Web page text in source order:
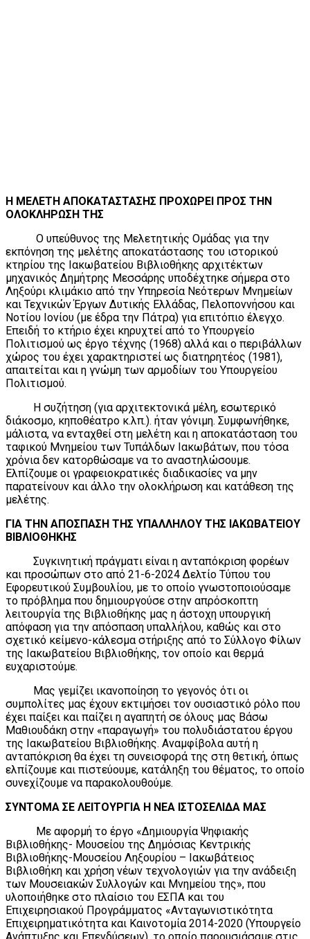
Η ΜΕΛΕΤΗ ΑΠΟΚΑΤΑΣΤΑΣΗΣ ΠΡΟΧΩΡΕΙ ΠΡΟΣ ΤΗΝ
ΟΛΟΚΛΗΡΩΣΗ ΤΗΣ
Ο υπεύθυνος της Μελετητικής Ομάδας για την
εκπόνηση της μελέτης αποκατάστασης του ιστορικού
κτηρίου της Ιακωβατείου Βιβλιοθήκης αρχιτέκτων
μηχανικός Δημήτρης Μεσσάρης υποδέχτηκε σήμερα στο
Ληξούρι κλιμάκιο από την Υπηρεσία Νεότερων Μνημείων
και Τεχνικών Έργων Δυτικής Ελλάδας, Πελοποννήσου και
Νοτίου Ιονίου (με έδρα την Πάτρα) για επιτόπιο έλεγχο.
Επειδή το κτήριο έχει κηρυχτεί από το Υπουργείο
Πολιτισμού ως έργο τέχνης (1968) αλλά και ο περιβάλλων
χώρος του έχει χαρακτηριστεί ως διατηρητέος (1981),
απαιτείται και η γνώμη των αρμοδίων του Υπουργείου
Πολιτισμού.
Η συζήτηση (για αρχιτεκτονικά μέλη, εσωτερικό
διάκοσμο, κηποθέατρο κ.λπ.). ήταν γόνιμη. Συμφωνήθηκε,
μάλιστα, να ενταχθεί στη μελέτη και η αποκατάσταση του
ταφικού Μνημείου των Τυπάλδων Ιακωβάτων, που τόσα
χρόνια δεν κατορθώσαμε να το αναστηλώσουμε.
Ελπίζουμε οι γραφειοκρατικές διαδικασίες να μην
παρατείνουν και άλλο την ολοκλήρωση και κατάθεση της
μελέτης.
ΓΙΑ ΤΗΝ ΑΠΟΣΠΑΣΗ ΤΗΣ ΥΠΑΛΛΗΛΟΥ ΤΗΣ ΙΑΚΩΒΑΤΕΙΟΥ
ΒΙΒΛΙΟΘΗΚΗΣ
Συγκινητική πράγματι είναι η ανταπόκριση φορέων
και προσώπων στο από 21-6-2024 Δελτίο Τύπου του
Εφορευτικού Συμβουλίου, με το οποίο γνωστοποιούσαμε
το πρόβλημα που δημιουργούσε στην απρόσκοπτη
λειτουργία της Βιβλιοθήκης μας η άστοχη υπουργική
απόφαση για την απόσπαση υπαλλήλου, καθώς και στο
σχετικό κείμενο-κάλεσμα στήριξης από το Σύλλογο Φίλων
της Ιακωβατείου Βιβλιοθήκης, τον οποίο και θερμά
ευχαριστούμε.
Μας γεμίζει ικανοποίηση το γεγονός ότι οι
συμπολίτες μας έχουν εκτιμήσει τον ουσιαστικό ρόλο που
έχει παίξει και παίζει η αγαπητή σε όλους μας Βάσω
Μαθιουδάκη στην «παραγωγή» του πολυδιάστατου έργου
της Ιακωβατείου Βιβλιοθήκης. Αναμφίβολα αυτή η
ανταπόκριση θα έχει τη συνεισφορά της στη θετική, όπως
ελπίζουμε και πιστεύουμε, κατάληξη του θέματος, το οποίο
συνεχίζουμε να παρακολουθούμε.
ΣΥΝΤΟΜΑ ΣΕ ΛΕΙΤΟΥΡΓΙΑ Η ΝΕΑ ΙΣΤΟΣΕΛΙΔΑ ΜΑΣ
Με αφορμή το έργο «Δημιουργία Ψηφιακής
Βιβλιοθήκης- Μουσείου της Δημόσιας Κεντρικής
Βιβλιοθήκης-Μουσείου Ληξουρίου – Ιακωβάτειος
Βιβλιοθήκη και χρήση νέων τεχνολογιών για την ανάδειξη
των Μουσειακών Συλλογών και Μνημείου της», που
υλοποιήθηκε στο πλαίσιο του ΕΣΠΑ και του
Επιχειρησιακού Προγράμματος «Ανταγωνιστικότητα
Επιχειρηματικότητα και Καινοτομία 2014-2020 (Υπουργείο